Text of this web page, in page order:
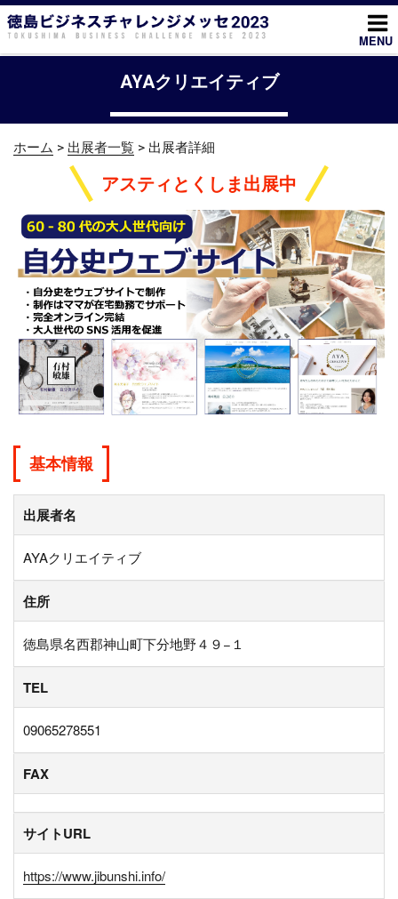
コ
ン
テ
MENU
AYAクリエイティブ
ホーム > 出展者一覧 > 出展者詳細
アスティとくしま出展中
基本情報
出展者名
AYAクリエイティブ
住所
徳島県名西郡神山町下分地野４９−１
TEL
09065278551
FAX
サイトURL
https://www.jibunshi.info/